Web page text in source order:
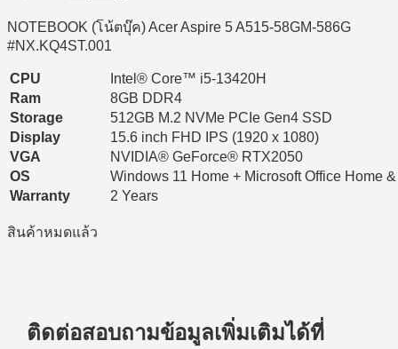
was:
22,990 ฿.
is:
19,590 ฿.
NOTEBOOK (โน้ตบุ๊ค) Acer Aspire 5 A515-58GM-586G
#NX.KQ4ST.001
CPU
Intel® Core™ i5-13420H
Ram
8GB DDR4
Storage
512GB M.2 NVMe PCIe Gen4 SSD
Display
15.6 inch FHD IPS (1920 x 1080)
VGA
NVIDIA® GeForce® RTX2050
OS
Windows 11 Home + Microsoft Office Home
Warranty
2 Years
สินค้าหมดแล้ว
ติดต่อสอบถามข้อมูลเพิ่มเติมได้ที่